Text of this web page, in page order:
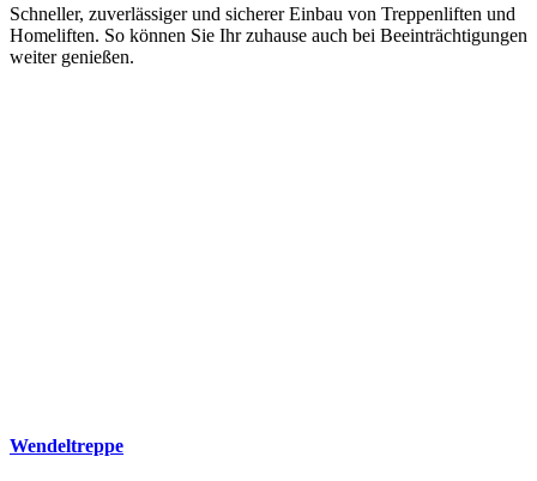
Schneller, zuverlässiger und sicherer Einbau von Treppenliften und
Homeliften. So können Sie Ihr zuhause auch bei Beeinträchtigungen
weiter genießen.
Wendeltreppe